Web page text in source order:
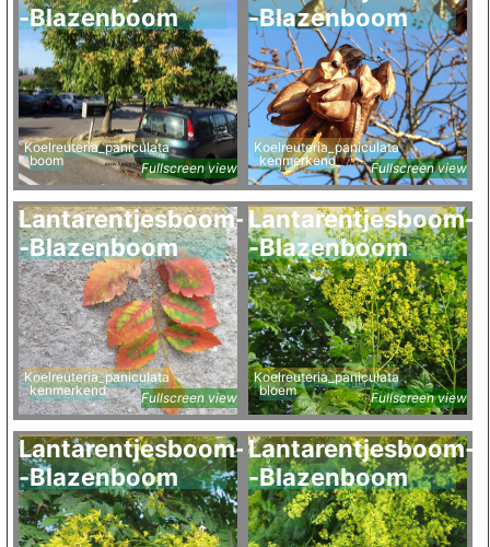
-Blazenboom
Koelreuteria_paniculata
boom
Fullscreen view
-Blazenboom
Koelreuteria_paniculata
kenmerkend
Fullscreen view
Lantarentjesboom-
-Blazenboom
Koelreuteria_paniculata
kenmerkend
Fullscreen view
Lantarentjesboom-
-Blazenboom
Koelreuteria_paniculata
bloem
Fullscreen view
Lantarentjesboom-
-Blazenboom
Lantarentjesboom-
-Blazenboom